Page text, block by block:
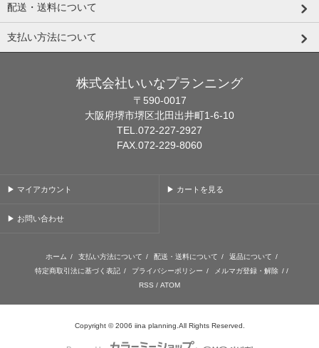
配送・送料について
支払い方法について
株式会社いいなプランニング
〒590-0017
大阪府堺市堺区北田出井町1-6-10
TEL.072-227-2927
FAX.072-229-8060
▶ マイアカウント ▶ カートを見る
▶ お問い合わせ
ホーム / 支払い方法について / 配送・送料について / 返品について /
特定商取引法に基づく表記 / プライバシーポリシー / メルマガ登録・解除 / /
RSS / ATOM
Copyright © 2006 iina planning.All Rights Reserved.